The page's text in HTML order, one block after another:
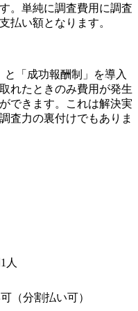
。単純に調査費用に調査
払い額となります。
と 「成功報酬制」
を導入
れたときのみ費用が発生
できます。これは解決実
査力の裏付けでもありま
人
（分割払い可）